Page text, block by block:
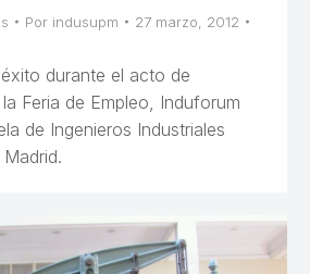
Por indusupm
27 marzo, 2012
durante el acto de
Feria de Empleo, Induforum
de Ingenieros Industriales